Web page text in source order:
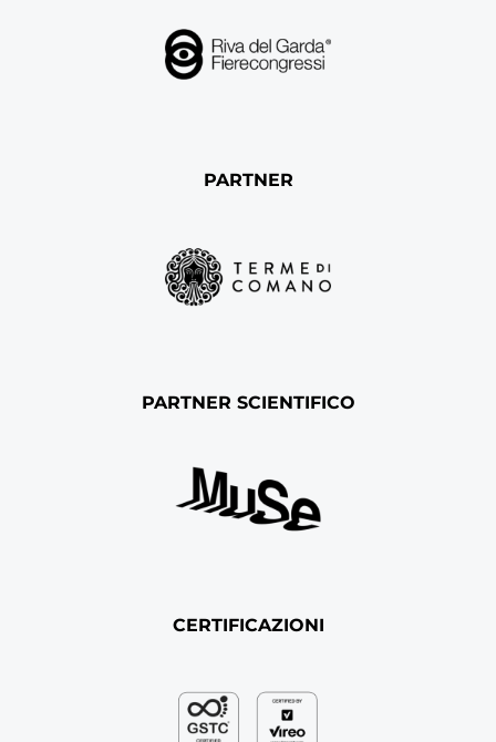
PARTNER
PARTNER SCIENTIFICO
CERTIFICAZIONI